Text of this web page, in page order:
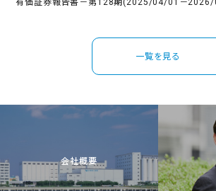
有価証券報告書－第128期(2025/04/01－
一覧を見る
会社概要